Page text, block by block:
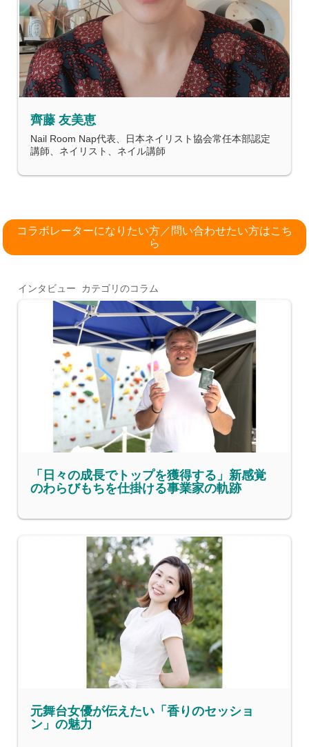
齊藤 友美恵
Nail Room Nap代表、日本ネイリスト協会常任本部認定
講師、ネイリスト、ネイル講師
コラボレーターになりたい方／問い合わせたい方はこち
ら
インタビュー カテゴリのコラム
「日々の成長でトップを獲得する」新感覚
のわらびもちを仕掛ける事業家の軌跡
元舞台女優が伝えたい「香りのセッショ
ン」の魅力